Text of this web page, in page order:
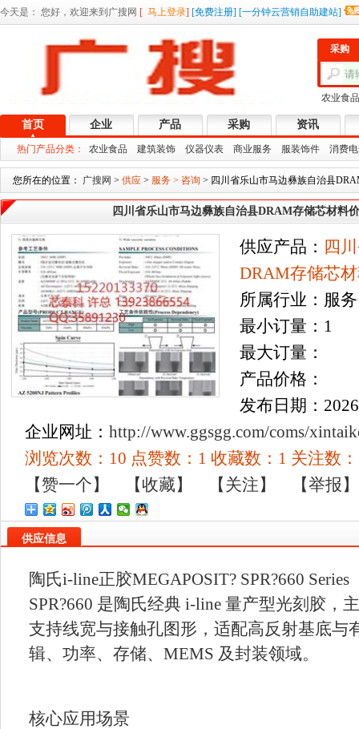
今天是： 您好，欢迎来到广搜网 [ 马上登录] [免费注册] [一分钟云营销自助建站]
采购
农业食品
首页 企业 产品 采购 资讯
热门产品分类： 农业食品 建筑装饰 仪器仪表 商业服务 服装饰件 消费
您所在的位置： 广搜网 > 供应 > 服务 > 咨询 > 四川省乐山市马边彝族自治县
四川省乐山市马边彝族自治县DRAM存储芯材料
供应产品： 四
DRAM存储芯
所属行业：服
最小订量：1
最大订量：
产品价格：
发布日期：
企业网址： http://www.ggsgg.com/coms/
浏览次数： 10 点赞数： 1 收藏数： 1 关注数：
【赞一个】
【收藏】 【关注】 【举报
供应信息
陶氏i-line正胶MEGAPOSIT? SPR?660 Series
SPR?660 是陶氏经典 i-line 量产型光刻胶，
支持线宽与接触孔图形，适配高反射基底与
辑、功率、存储、MEMS 及封装领域。
核心应用场景